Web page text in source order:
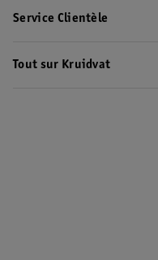
Service Clientèle
Tout sur Kruidvat